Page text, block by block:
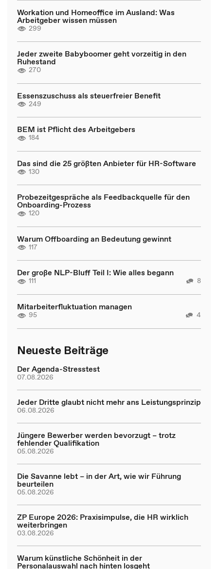
Workation und Homeoffice im Ausland: Was
Arbeitgeber wissen müssen
299
Jeder zweite Babyboomer geht vorzeitig in den
Ruhestand
270
Essenszuschuss als steuerfreier Benefit
249
BEM ist Pflicht des Arbeitgebers
184
Das sind die 25 größten Anbieter für HR-Software
130
Probezeitgespräche als Feedbackquelle für den
Onboarding-Prozess
120
Warum Offboarding an Bedeutung gewinnt
117
Der große NLP-Bluff Teil I: Wie alles begann
111 8
Mitarbeiterfluktuation managen
95 4
Neueste Beiträge
Der Agenda-Stresstest
07.08.2026
Jeder Dritte glaubt nicht mehr ans Leistungsprinzip
06.08.2026
Jüngere Bewerber werden bevorzugt – trotz
fehlender Qualifikation
05.08.2026
Die Savanne lebt – in der Art, wie wir Führung
beurteilen
05.08.2026
ZP Europe 2026: Praxisimpulse, die HR wirklich
weiterbringen
03.08.2026
Warum künstliche Schönheit in der
Personalauswahl nach hinten losgeht